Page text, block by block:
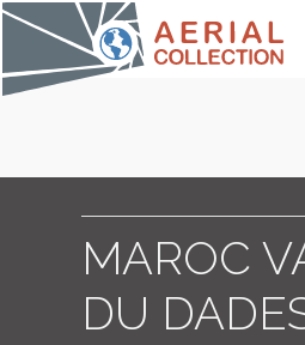
MAROC
DU